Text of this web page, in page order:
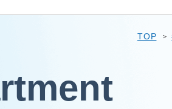
TOP